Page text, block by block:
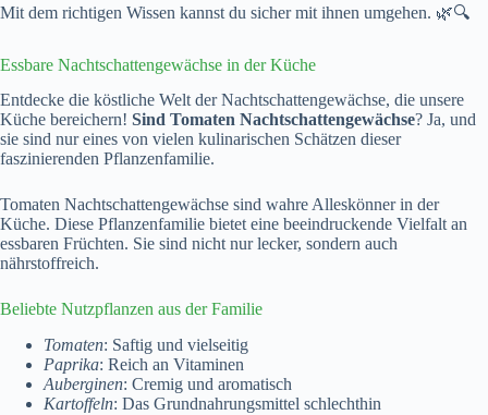
Mit dem richtigen Wissen kannst du sicher mit ihnen umgehen. 🌿🔍
Essbare Nachtschattengewächse in der Küche
Entdecke die köstliche Welt der Nachtschattengewächse, die unsere
Küche bereichern! Sind Tomaten Nachtschattengewächse? Ja, und
sie sind nur eines von vielen kulinarischen Schätzen dieser
faszinierenden Pflanzenfamilie.
Tomaten Nachtschattengewächse sind wahre Alleskönner in der
Küche. Diese Pflanzenfamilie bietet eine beeindruckende Vielfalt an
essbaren Früchten. Sie sind nicht nur lecker, sondern auch
nährstoffreich.
Beliebte Nutzpflanzen aus der Familie
Tomaten: Saftig und vielseitig
Paprika: Reich an Vitaminen
Auberginen: Cremig und aromatisch
Kartoffeln: Das Grundnahrungsmittel schlechthin